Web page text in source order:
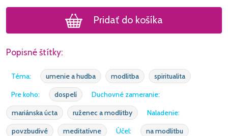
Pridať do košíka
Popisné štítky:
Téma: umenie a hudba modlitba
spiritualita
Pre koho:
dospelí
Duchovné zameranie:
mariánska úcta
ruženec a modlitby
Naladenie:
povzbudivé
meditatívne Účel: na modlitbu